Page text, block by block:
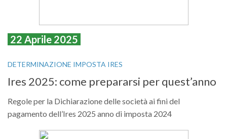
22 Aprile 2025
DETERMINAZIONE IMPOSTA IRES
Ires 2025: come prepararsi per quest’anno
Regole per la Dichiarazione delle società ai fini del
pagamento dell’Ires 2025 anno di imposta 2024